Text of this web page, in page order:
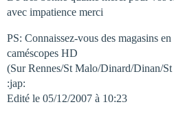
avec impatience merci
PS: Connaissez-vous des magasins
caméscopes HD
(Sur Rennes/St Malo/Dinard/Dinan/
:jap:
Edité le 05/12/2007 à 10:23